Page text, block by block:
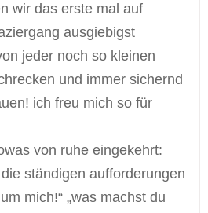
wir das erste mal auf
ausgiebigst
jeder noch so kleinen
und immer sichernd
ich freu mich so für
von ruhe eingekehrt:
ständigen aufforderungen
mich!“ „was machst du